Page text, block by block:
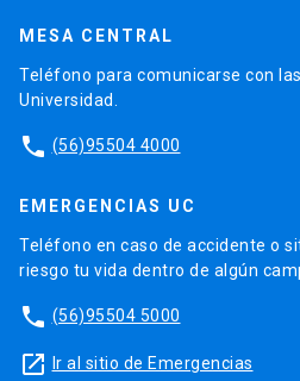
MESA CENTRAL
Teléfono para comunicarse con
Universidad.
phone (56)95504 4000
EMERGENCIAS UC
Teléfono en caso de accidente o
riesgo tu vida dentro de algún
phone (56)95504 5000
launch Ir al sitio de Emergencias